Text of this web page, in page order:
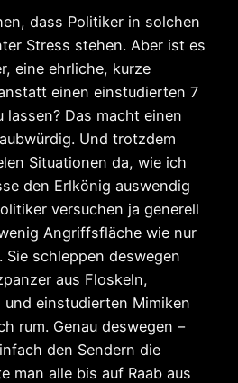
dass Politiker in solchen
Stress stehen. Aber ist es
eine ehrliche, kurze
einen einstudierten 7
lassen? Das macht einen
Und trotzdem
Situationen da, wie ich
den Erlkönig auswendig
versuchen ja generell
Angriffsfläche wie nur
Sie schleppen deswegen
aus Floskeln,
einstudierten Mimiken
rum. Genau deswegen –
den Sendern die
man alle bis auf Raab aus